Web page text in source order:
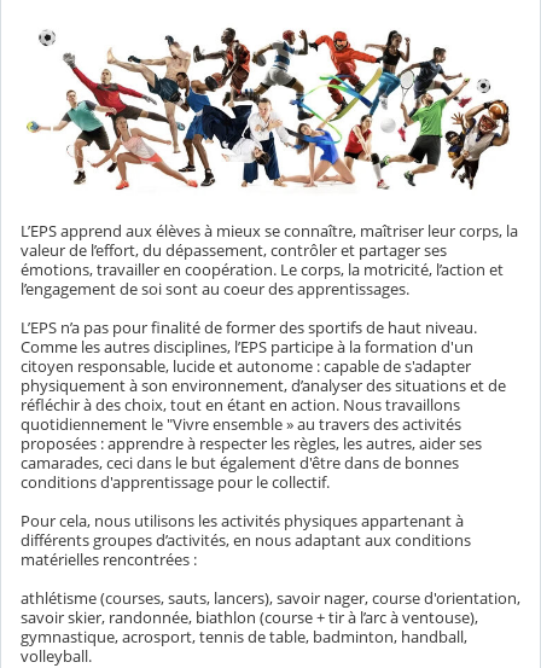
L’EPS apprend aux élèves à mieux se connaître, maîtriser leur corps, la
valeur de l’effort, du dépassement, contrôler et partager ses
émotions, travailler en coopération. Le corps, la motricité, l’action et
l’engagement de soi sont au coeur des apprentissages.
L’EPS n’a pas pour finalité de former des sportifs de haut niveau.
Comme les autres disciplines, l’EPS participe à la formation d'un
citoyen responsable, lucide et autonome : capable de s'adapter
physiquement à son environnement, d’analyser des situations et de
réfléchir à des choix, tout en étant en action. Nous travaillons
quotidiennement le "Vivre ensemble » au travers des activités
proposées : apprendre à respecter les règles, les autres, aider ses
camarades, ceci dans le but également d'être dans de bonnes
conditions d'apprentissage pour le collectif.
Pour cela, nous utilisons les activités physiques appartenant à
différents groupes d’activités, en nous adaptant aux conditions
matérielles rencontrées :
athlétisme (courses, sauts, lancers), savoir nager, course d'orientation,
savoir skier, randonnée, biathlon (course + tir à l’arc à ventouse),
gymnastique, acrosport, tennis de table, badminton, handball,
volleyball.